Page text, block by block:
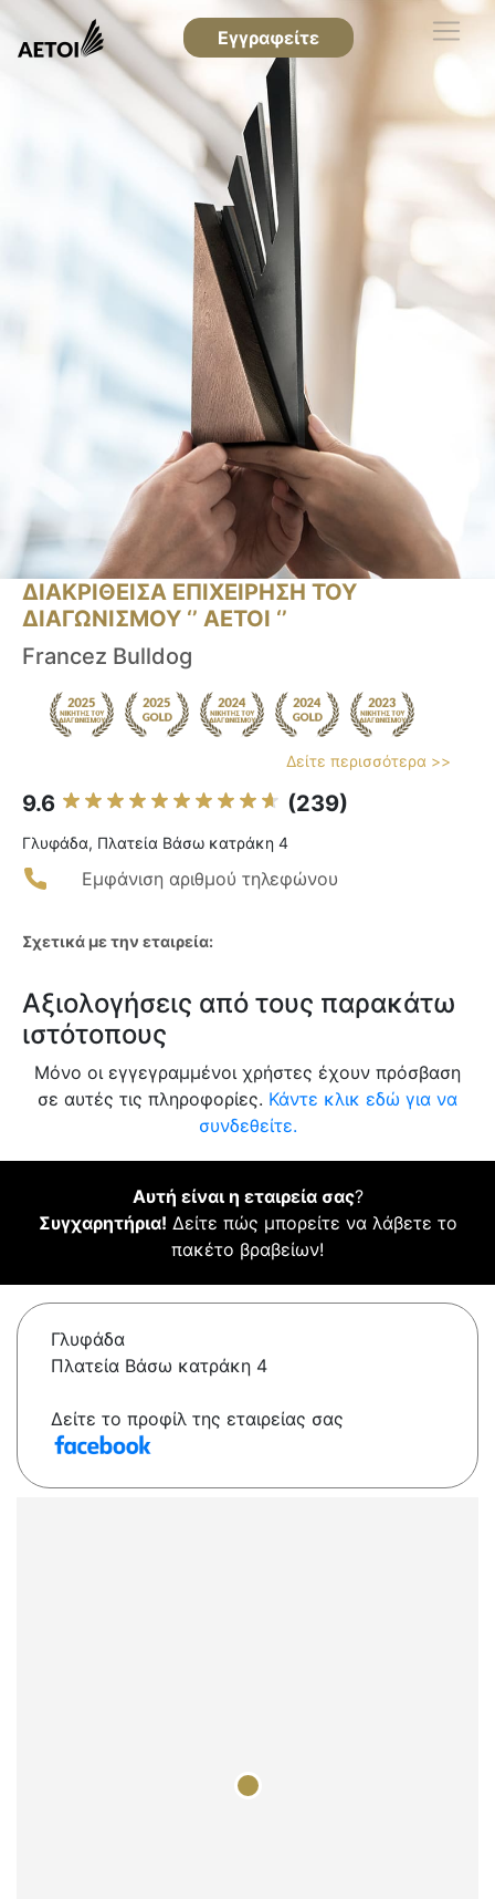
Εγγραφείτε
ΔΙΑΚΡΙΘΕΙΣΑ ΕΠΙΧΕΙΡΗΣΗ ΤΟΥ
ΔΙΑΓΩΝΙΣΜΟΥ ‘’ ΑΕΤΟΙ ‘’
Francez Bulldog
Δείτε περισσότερα >>
9.6 (239)
Γλυφάδα, Πλατεία Βάσω κατράκη 4
Εμφάνιση αριθμού τηλεφώνου
Σχετικά με την εταιρεία:
Αξιολογήσεις από τους παρακάτω
ιστότοπους
Μόνο οι εγγεγραμμένοι χρήστες έχουν πρόσβαση
σε αυτές τις πληροφορίες. Κάντε κλικ εδώ για να
συνδεθείτε.
Αυτή είναι η εταιρεία σας?
Συγχαρητήρια! Δείτε πώς μπορείτε να λάβετε το
πακέτο βραβείων!
Γλυφάδα
Πλατεία Βάσω κατράκη 4
Δείτε το προφίλ της εταιρείας σας